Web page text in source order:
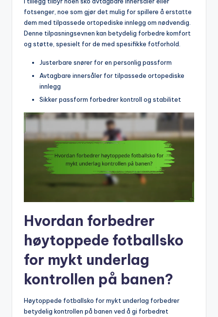
fotsenger, noe som gjør det mulig for spillere å erstatte
dem med tilpassede ortopediske innlegg om nødvendig.
Denne tilpasningsevnen kan betydelig forbedre komfort
og støtte, spesielt for de med spesifikke fotforhold.
Justerbare snører for en personlig passform
Avtagbare innersåler for tilpassede ortopediske
innlegg
Sikker passform forbedrer kontroll og stabilitet
Hvordan forbedrer
høytoppede fotballsko
for mykt underlag
kontrollen på banen?
Høytoppede fotballsko for mykt underlag forbedrer
betydelig kontrollen på banen ved å gi forbedret